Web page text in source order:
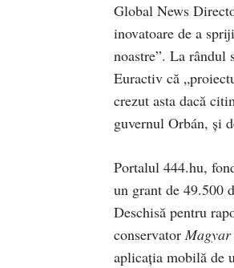
Global News
inovatoare de a
noastre”. La rândul
Euractiv că
crezut asta dacă
guvernul Orbán, și
Portalul 444.hu,
un grant de 49.500
Deschisă pentru
conservator Magyar
aplicația mobilă de